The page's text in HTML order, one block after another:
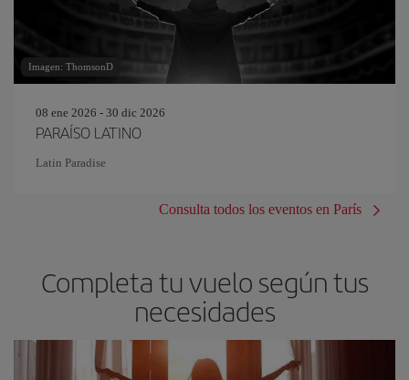
Imagen: ThomsonD
08 ene 2026 - 30 dic 2026
PARAÍSO LATINO
Latin Paradise
Consulta todos los eventos en París
Completa tu vuelo según tus
necesidades